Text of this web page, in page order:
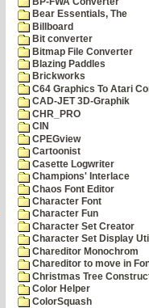
Bear Essentials, The
Billboard
Bit converter
Bitmap File Converter
Blazing Paddles
Brickworks
C64 Graphics To Atari
CAD-JET 3D-Graphik
CHR_PRO
CIN
CPEGview
Cartoonist
Casette Logwriter
Champions' Interlace
Chaos Font Editor
Character Font
Character Fun
Character Set Creator
Character Set Display
Chareditor Monochrom
Chareditor to move in
Christmas Tree
Color Helper
ColorSquash